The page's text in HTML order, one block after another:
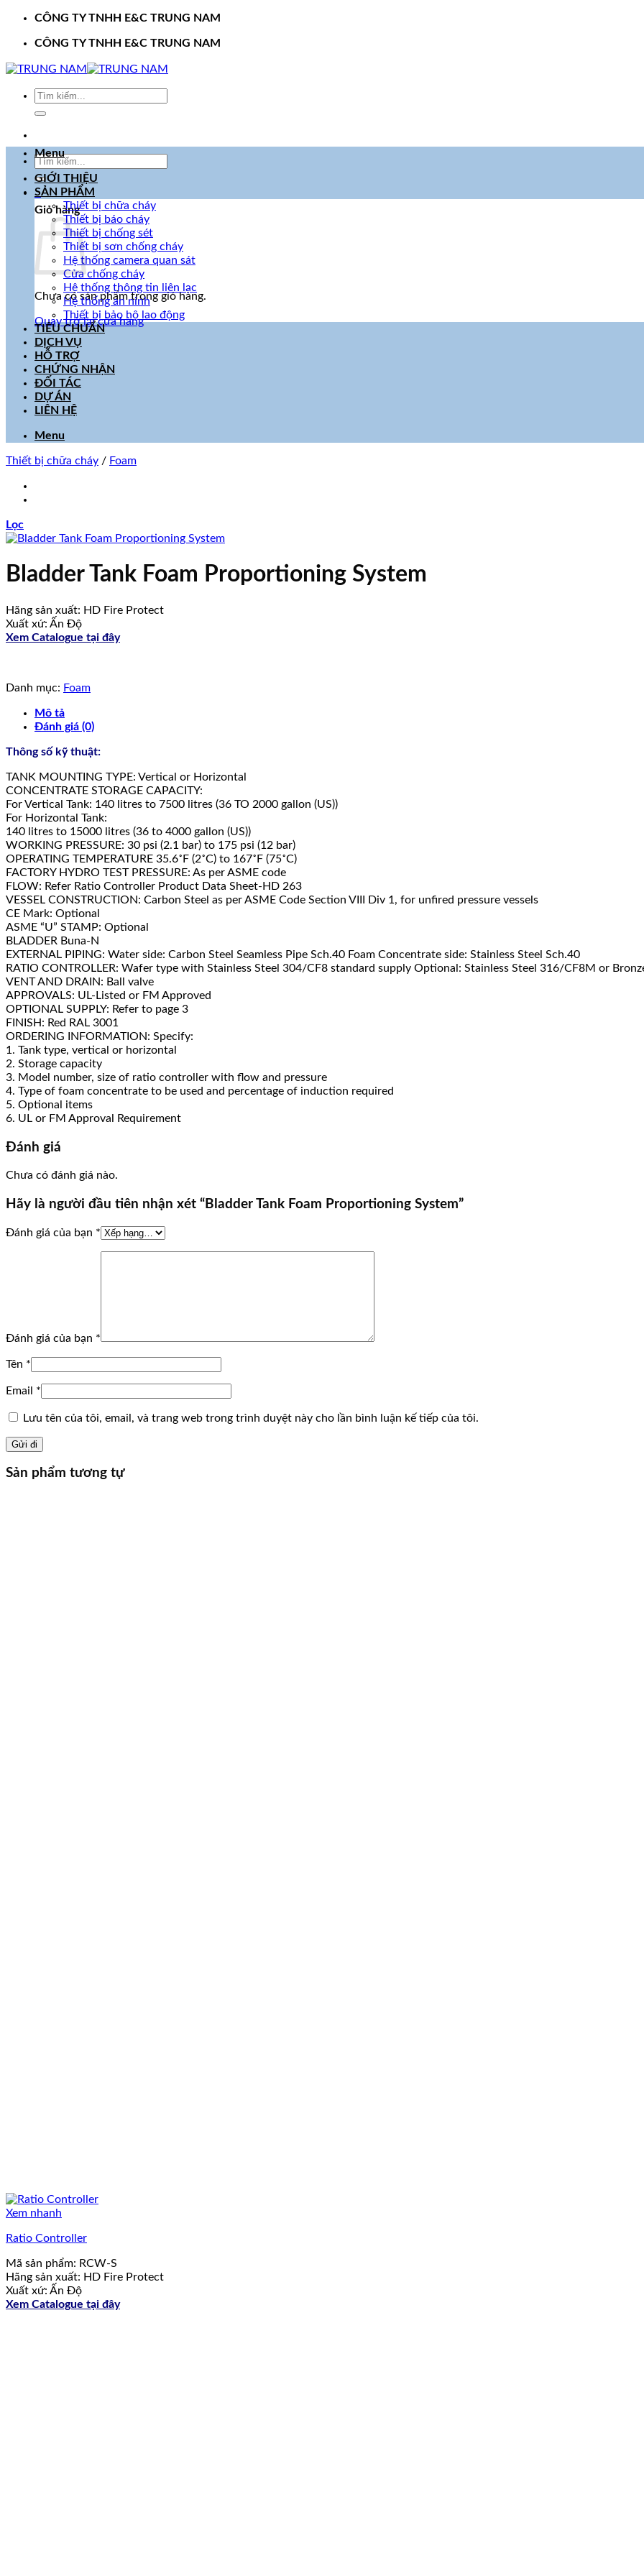
CÔNG TY TNHH E&C TRUNG NAM
CÔNG TY TNHH E&C TRUNG NAM
Tìm
Tìm
kiếm:
0
Giỏ hàng
Chưa có sản phẩm trong giỏ hàng.
Quay trở lại cửa hàng
Menu
GIỚI THIỆU
SẢN PHẨM
Thiết bị chữa cháy
Thiết bị báo cháy
Thiết bị chống sét
Thiết bị sơn chống cháy
Hệ thống camera quan sát
Cửa chống cháy
Hệ thống thông tin liên lạc
Hệ thống an ninh
Thiết bị bảo hộ lao động
TIÊU CHUẨN
DỊCH VỤ
HỖ TRỢ
CHỨNG NHẬN
ĐỐI TÁC
DỰ ÁN
LIÊN HỆ
Menu
Thiết bị chữa cháy / Foam
Lọc
Bladder Tank Foam Proportioning System
Hãng sản xuất: HD Fire Protect
Xuất xứ: Ấn Độ
Xem Catalogue tại đây
Danh mục: Foam
Mô tả
Đánh giá (0)
Thông số kỹ thuật:
TANK MOUNTING TYPE: Vertical or Horizontal
CONCENTRATE STORAGE CAPACITY:
For Vertical Tank: 140 litres to 7500 litres (36 TO 2000 gallon (US))
For Horizontal Tank:
140 litres to 15000 litres (36 to 4000 gallon (US))
WORKING PRESSURE: 30 psi (2.1 bar) to 175 psi (12 bar)
OPERATING TEMPERATURE 35.6˚F (2˚C) to 167˚F (75˚C)
FACTORY HYDRO TEST PRESSURE: As per ASME code
FLOW: Refer Ratio Controller Product Data Sheet-HD 263
VESSEL CONSTRUCTION: Carbon Steel as per ASME Code Section VIII Div 1, for unfired pressure vessels
CE Mark: Optional
ASME “U” STAMP: Optional
BLADDER Buna-N
EXTERNAL PIPING: Water side: Carbon Steel Seamless Pipe Sch.40 Foam Concentrate side: Stainless Steel Sch.40
RATIO CONTROLLER: Wafer type with Stainless Steel 304/CF8 standard supply Optional: Stainless Steel 316/CF8M or
VENT AND DRAIN: Ball valve
APPROVALS: UL-Listed or FM Approved
OPTIONAL SUPPLY: Refer to page 3
FINISH: Red RAL 3001
ORDERING INFORMATION: Specify:
1. Tank type, vertical or horizontal
2. Storage capacity
3. Model number, size of ratio controller with flow and pressure
4. Type of foam concentrate to be used and percentage of induction required
5. Optional items
6. UL or FM Approval Requirement
Đánh giá
Chưa có đánh giá nào.
Hãy là người đầu tiên nhận xét “Bladder Tank Foam Proportioning System”
Đánh giá của bạn *
Đánh giá của bạn *
Tên *
Email *
Lưu tên của tôi, email, và trang web trong trình duyệt này cho lần bình luận kế tiếp của tôi.
Sản phẩm tương tự
Xem nhanh
Ratio Controller
Mã sản phẩm: RCW-S
Hãng sản xuất: HD Fire Protect
Xuất xứ: Ấn Độ
Xem Catalogue tại đây